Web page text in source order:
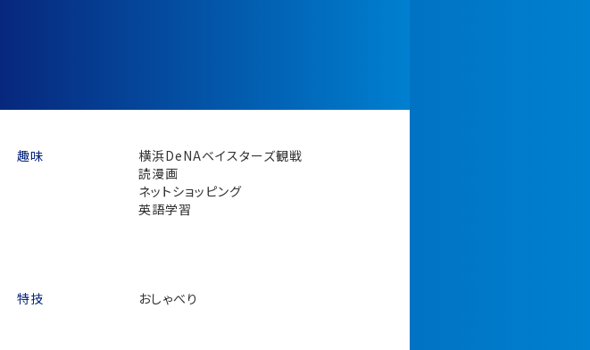
趣味
横浜DeNAベイスターズ観戦
読漫画
ネットショッピング
英語学習
特技 おしゃべり